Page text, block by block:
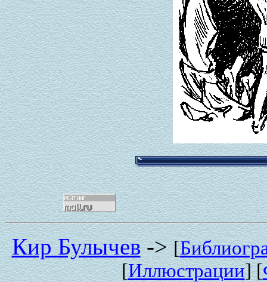
Кир Булычев->[
[Иллюстрации] [